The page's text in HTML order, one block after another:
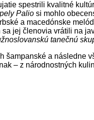
spestrili kvalitné
Palio si mohlo
a macedónske
jej členovia vrátili na
tanečnú
šampanské a následne
– z národnostných